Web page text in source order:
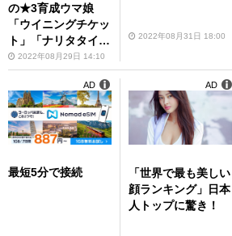
の★3育成ウマ娘
「ウイニングチケッ
ト」「ナリタタイシ
ン」が登場
2022年08月29日 14:10
2022年08月31日 18:00
最短5分で接続
AD
「世界で最も美しい
顔ランキング」日本
人トップに驚き！
AD